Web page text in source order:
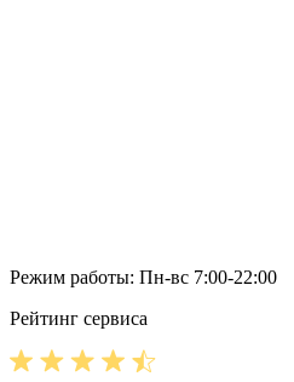
Режим работы: Пн-вс 7:00-22:00
Рейтинг сервиса